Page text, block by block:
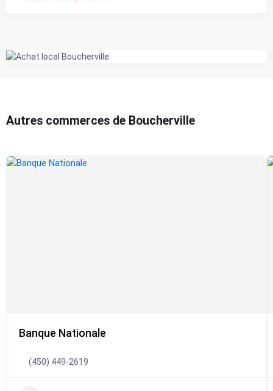
Autres commerces de Boucherville
Banque Nationale
(450) 449-2619